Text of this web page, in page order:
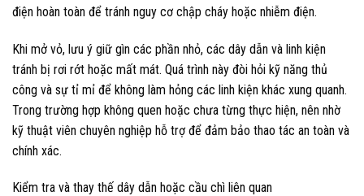
điện hoàn toàn để tránh nguy cơ chập cháy hoặc nhiễm điện.
Khi mở vỏ, lưu ý giữ gìn các phần nhỏ, các dây dẫn và linh kiện
tránh bị rơi rớt hoặc mất mát. Quá trình này đòi hỏi kỹ năng thủ
công và sự tỉ mỉ để không làm hỏng các linh kiện khác xung quanh.
Trong trường hợp không quen hoặc chưa từng thực hiện, nên nhờ
kỹ thuật viên chuyên nghiệp hỗ trợ để đảm bảo thao tác an toàn và
chính xác.
Kiểm tra và thay thế dây dẫn hoặc cầu chì liên quan